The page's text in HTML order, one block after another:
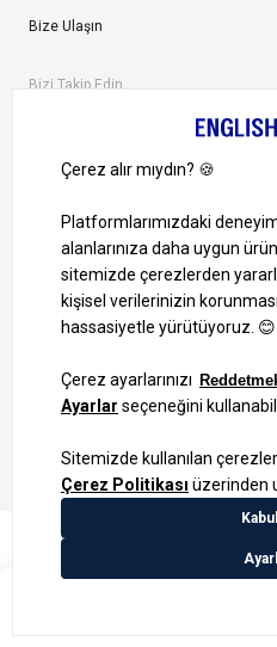
Bize Ulaşın
Bizi Takip Edin
1000 TL ve Üzeri Alışverişlerinizde
Bilgi Toplum Hizmetleri
KVKK Veri İşleme Politikamız
Site Haritası